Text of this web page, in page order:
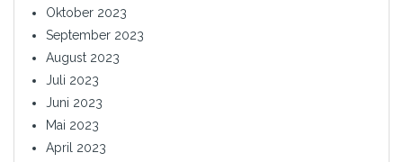
Oktober 2023
September 2023
August 2023
Juli 2023
Juni 2023
Mai 2023
April 2023